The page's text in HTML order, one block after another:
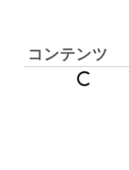
コンテンツ